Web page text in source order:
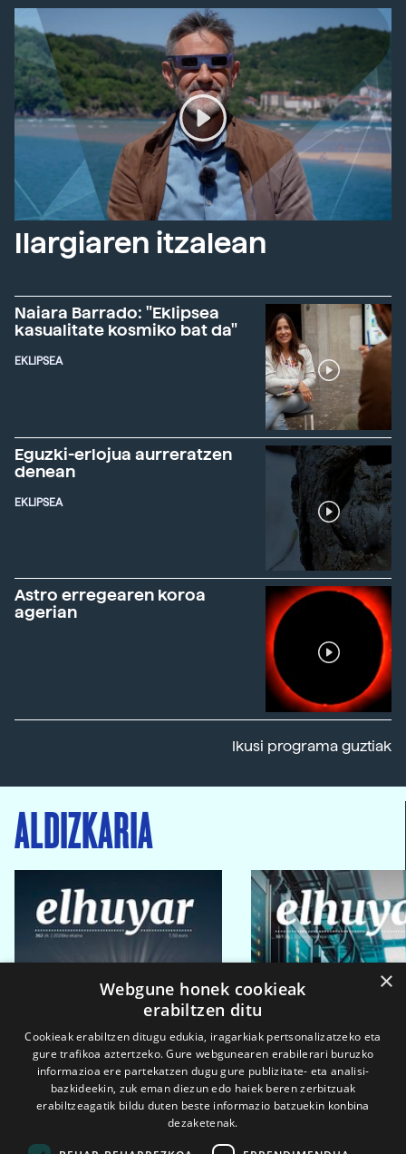
Ilargiaren itzalean
Naiara Barrado: "Eklipsea
kasualitate kosmiko bat da"
EKLIPSEA
Eguzki-erlojua aurreratzen
denean
EKLIPSEA
Astro erregearen koroa
agerian
Ikusi programa guztiak
ALDIZKARIA
×
Webgune honek cookieak
erabiltzen ditu
Cookieak erabiltzen ditugu edukia, iragarkiak pertsonalizatzeko eta
gure trafikoa aztertzeko. Gure webgunearen erabilerari buruzko
informazioa ere partekatzen dugu gure publizitate- eta analisi-
bazkideekin, zuk eman diezun edo haiek beren zerbitzuak
erabiltzeagatik bildu duten beste informazio batzuekin konbina
dezaketenak.